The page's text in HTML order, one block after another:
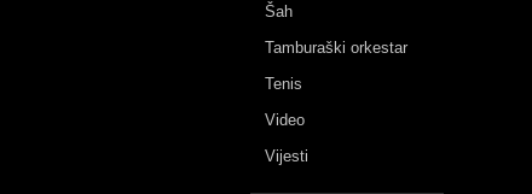
Šah
Tamburaški orkestar
Tenis
Video
Vijesti